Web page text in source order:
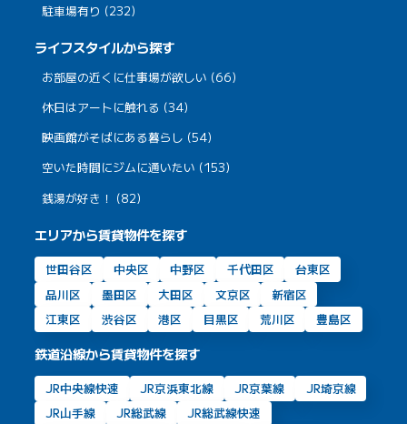
駐車場有り (232)
ライフスタイルから探す
お部屋の近くに仕事場が欲しい (66)
休日はアートに触れる (34)
映画館がそばにある暮らし (54)
空いた時間にジムに通いたい (153)
銭湯が好き！ (82)
エリアから賃貸物件を探す
世田谷区 中央区 中野区 千代田区
台東区
品川区
墨田区 大田区 文京区
新宿区
江東区
渋谷区 港区 目黒区 荒川区 豊島区
鉄道沿線から賃貸物件を探す
JR中央線快速 JR京浜東北線 JR京葉線
JR埼京線
JR山手線
JR総武線
JR総武線快速